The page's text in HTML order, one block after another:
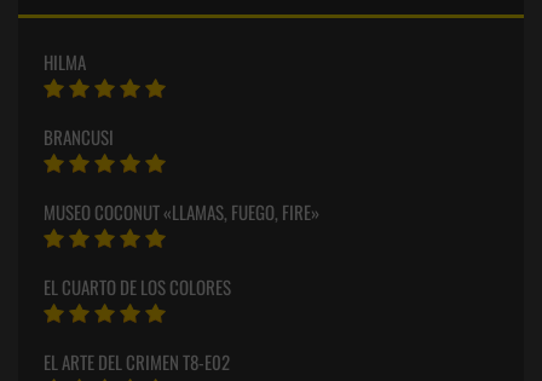
HILMA
BRANCUSI
MUSEO COCONUT «LLAMAS, FUEGO, FIRE»
EL CUARTO DE LOS COLORES
EL ARTE DEL CRIMEN T8-E02